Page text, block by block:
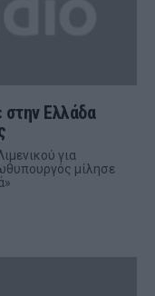
στην Ελλάδα
για
μίλησε